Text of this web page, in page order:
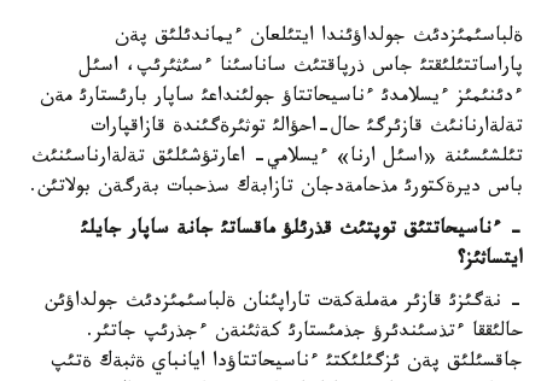
ةلباسئمئزدئث جولداؤئندا ايتئلعان ءيماندئلئق پةن
پاراساتتئلئقتئ جاس ذرپاقتئث ساناسئنا ءسئثئرئپ، اسئل
ءدئنئمئز ءيسلامدئ ءناسيحاتتاؤ جولئنداعئ ساپار بارئستارئ مةن
تةلةارنانئث قازئرگئ حال-احؤالئ توثئرةگئندة قازاقپارات
تئلشئسئنة «اسئل ارنا» ءيسلامي- اعارتؤشئلئق تةلةارناسئنئث
باس ديرةكتورئ مذحامةدجان تازابةك سذحبات بةرگةن بولاتئن.
- ءناسيحاتتئق توپتئث قذرئلؤ ماقساتئ جانة ساپار جايلئ
ايتساثئز؟
- نةگئزئ قازئر مةملةكةت تاراپئنان ةلباسئمئزدئث جولداؤئن
حالئققا ءتذسئندئرؤ جذمئستارئ كةثئنةن ءجذرئپ جاتئر.
جاقسئلئق پةن ئزگئلئكتئ ءناسيحاتتاؤدا ايانباي ةثبةك ةتئپ